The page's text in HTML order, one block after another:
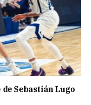
Sebastián Lugo